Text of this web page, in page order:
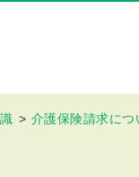
介護保険請求につ